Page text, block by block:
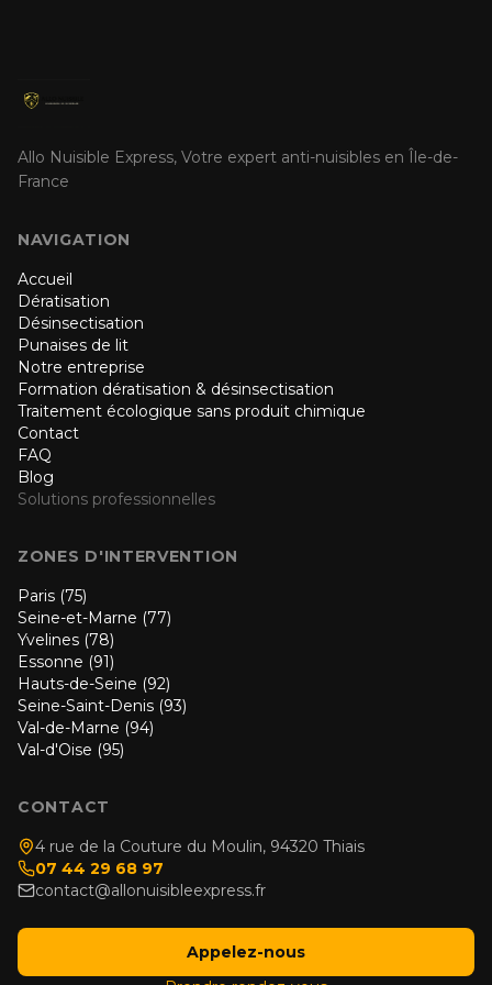
Allo Nuisible Express, Votre expert anti-nuisibles en Île-de-
France
NAVIGATION
Accueil
Dératisation
Désinsectisation
Punaises de lit
Notre entreprise
Formation dératisation & désinsectisation
Traitement écologique sans produit chimique
Contact
FAQ
Blog
Solutions professionnelles
ZONES D'INTERVENTION
Paris (75)
Seine-et-Marne (77)
Yvelines (78)
Essonne (91)
Hauts-de-Seine (92)
Seine-Saint-Denis (93)
Val-de-Marne (94)
Val-d'Oise (95)
CONTACT
4 rue de la Couture du Moulin, 94320 Thiais
07 44 29 68 97
contact@allonuisibleexpress.fr
Appelez-nous